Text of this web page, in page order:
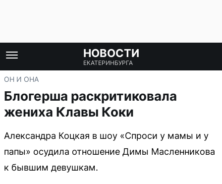
НОВОСТИ
ЕКАТЕРИНБУРГА
ОН И ОНА
Блогерша раскритиковала
жениха Клавы Коки
Александра Коцкая в шоу «Спроси у мамы и у
папы» осудила отношение Димы Масленникова
к бывшим девушкам.